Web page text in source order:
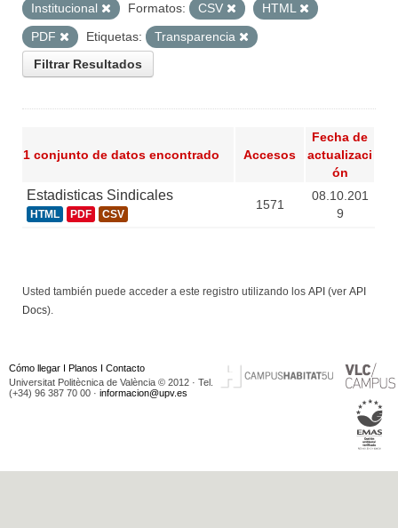
Institucional
Formatos: CSV
HTML
PDF
Etiquetas:
Transparencia
Filtrar Resultados
1 conjunto de datos encontrado Accesos
Fecha de
actualizaci
ón
Estadisticas Sindicales
HTML PDF CSV
1571
08.10.201
9
Usted también puede acceder a este registro utilizando los API (ver API
Docs).
Cómo llegar I Planos I Contacto
Universitat Politècnica de València © 2012 · Tel.
(+34) 96 387 70 00 · informacion@upv.es